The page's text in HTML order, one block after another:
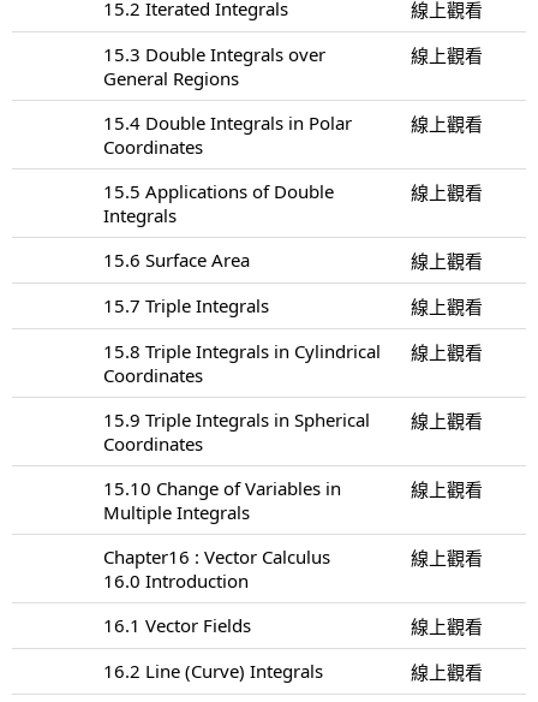
15.2 Iterated Integrals
線上觀看
15.3 Double Integrals over
General Regions
線上觀看
15.4 Double Integrals in Polar
Coordinates
線上觀看
15.5 Applications of Double
Integrals
線上觀看
15.6 Surface Area
線上觀看
15.7 Triple Integrals
線上觀看
15.8 Triple Integrals in Cylindrical
Coordinates
線上觀看
15.9 Triple Integrals in Spherical
Coordinates
線上觀看
15.10 Change of Variables in
Multiple Integrals
線上觀看
Chapter16 : Vector Calculus
16.0 Introduction
線上觀看
16.1 Vector Fields
線上觀看
16.2 Line (Curve) Integrals
線上觀看